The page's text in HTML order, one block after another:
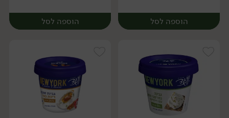
הוספה לסל הוספה לסל